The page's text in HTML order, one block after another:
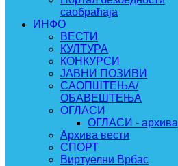
саобраћаја
ИНФО
ВЕСТИ
КУЛТУРА
КОНКУРСИ
ЈАВНИ ПОЗИВИ
САОПШТЕЊА/
ОБАВЕШТЕЊА
ОГЛАСИ
ОГЛАСИ - архива
Архива вести
СПОРТ
Виртуелни Врбас